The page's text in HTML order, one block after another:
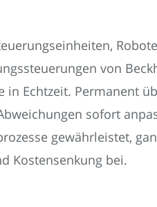
von
Echtzeit. Permanent
sofort
gewährleistet,
Kostensenkung bei.